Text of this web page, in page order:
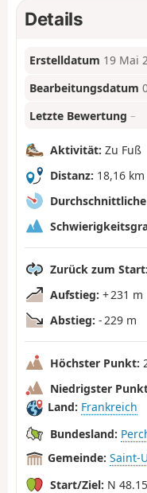
Details
Erstelldatum 19 Mai
Bearbeitungsdatum
Letzte Bewertung –
Aktivität: Zu Fuß
Distanz: 18,16 km
Zurück zum Start:
Aufstieg: + 231 m
Abstieg: - 229 m
Höchster Punkt:
Niedrigster
Land: Frankreich
Bundesland:
Gemeinde: Saint-
Start/Ziel: N